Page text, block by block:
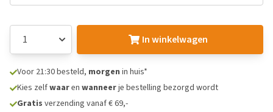
In winkelwagen
Voor 21:30 besteld, morgen in huis*
Kies zelfwaaren wanneerje bestelling bezorgd wordt
Gratis verzending vanaf € 69,-